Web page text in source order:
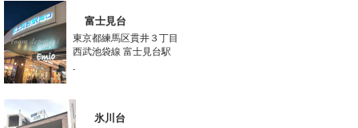
富士見台
東京都練馬区貫井３丁目
西武池袋線 富士見台駅
-
氷川台